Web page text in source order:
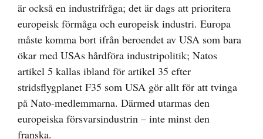
är också en industrifråga; det är dags att prioritera
europeisk förmåga och europeisk industri. Europa
måste komma bort ifrån beroendet av USA som bara
ökar med USAs hårdföra industripolitik; Natos
artikel 5 kallas ibland för artikel 35 efter
stridsflygplanet F35 som USA gör allt för att tvinga
på Nato-medlemmarna. Därmed utarmas den
europeiska försvarsindustrin – inte minst den
franska.